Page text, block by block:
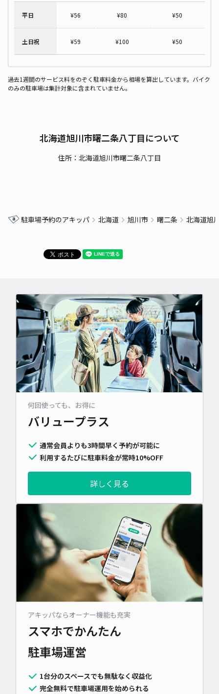
平日 ¥56 ¥80 ¥50
土日祝 ¥59 ¥100 ¥50
過去1週間のサービス料をのぞく駐車料金から相場を算出しています。バイク
のみの駐車場は集計対象に含まれていません。
北海道旭川市曙二条八丁目について
住所：北海道旭川市曙二条八丁目
駐車場予約のアキッパ 北海道 旭川市 曙二条 北海道旭
何回使っても、お得に
バリュープラス
通常会員よりも3時間早く予約が可能に
利用するたびに駐車料金が常時10%OFF
詳しく見る
アキッパならオーナー機能も充実
スマホでかんたん
駐車場運営
1台分のスペースでも無駄なく収益化
完全無料で駐車場運用を始められる